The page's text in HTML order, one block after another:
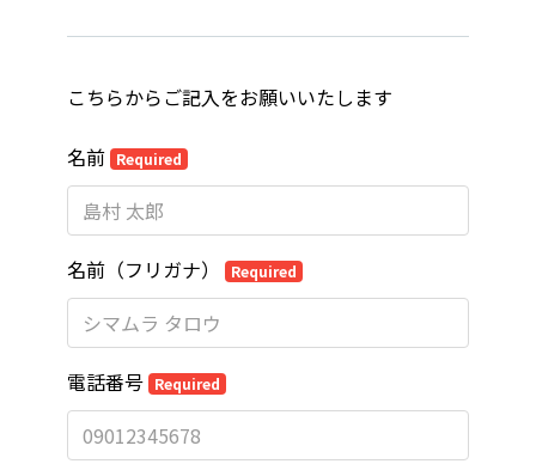
こちらからご記入をお願いいたします
名前 Required
名前（フリガナ） Required
電話番号 Required